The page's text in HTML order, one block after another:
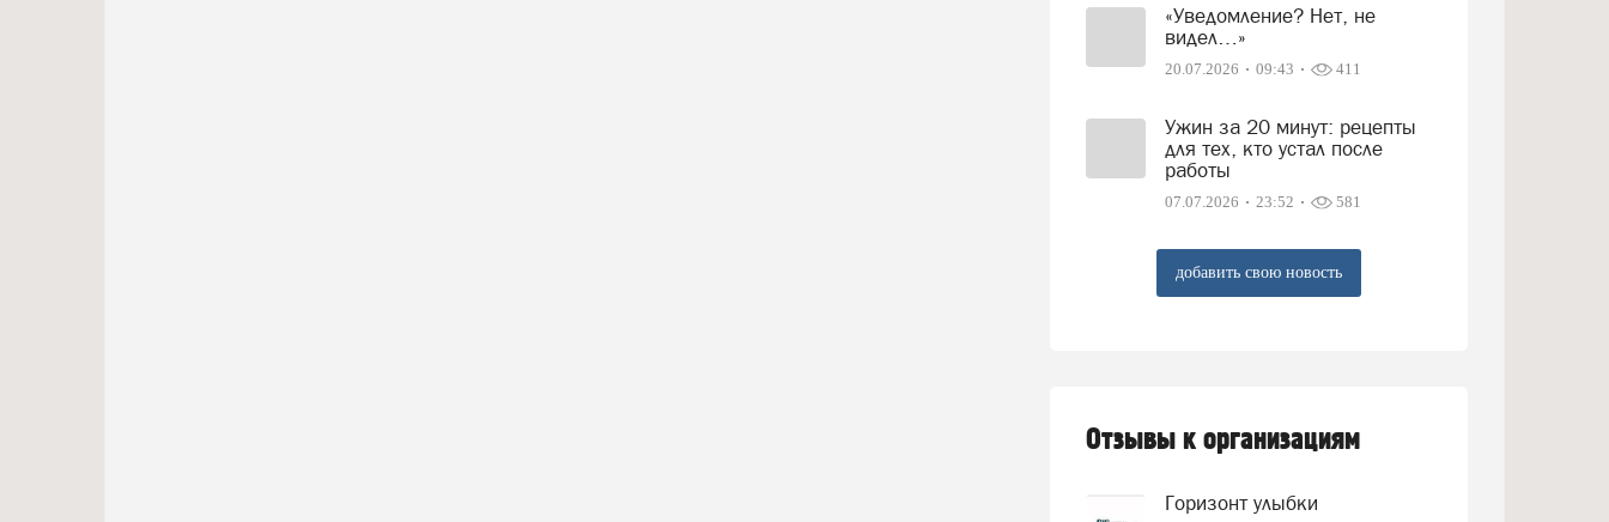
«Уведомление? Нет, не
видел…»
20.07.2026 09:43 411
Ужин за 20 минут: рецепты
для тех, кто устал после
работы
07.07.2026 23:52 581
добавить свою новость
Отзывы к организациям
Горизонт улыбки